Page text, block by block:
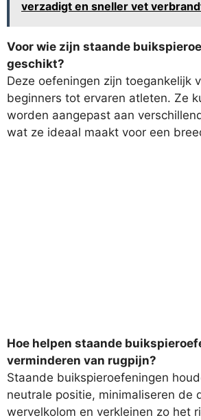
verzadigt en sneller vet
Voor wie zijn staande
geschikt?
Deze oefeningen zijn toegankelijk
beginners tot ervaren atleten. Ze
worden aangepast aan
wat ze ideaal maakt voor een
Hoe helpen staande
verminderen van rugpijn?
Staande buikspieroefeningen
neutrale positie, minimaliseren de
wervelkolom en verkleinen zo het